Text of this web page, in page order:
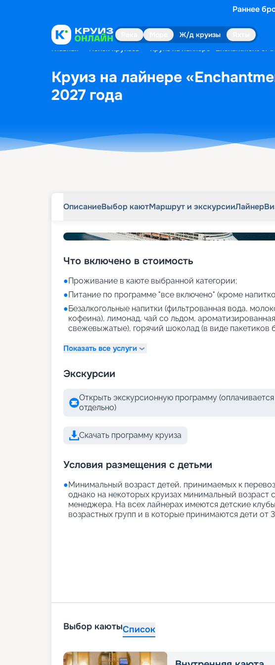
Раннее
Ж/д круизы
Главная Поиск круизов Круиз на лайнере «Enchantment of
Круиз на лайнере
2027 года
ОписаниеВыбор каютМаршрут и экскурсииЛайнер
Что включено в стоимость
●Проживание в каюте выбранной категории;
●Питание по программе "все включено" (кроме
●Безалкогольные напитки (фильтрованная вода,
кофеина), лимонад, чай со льдом,
свежевыжатые), горячий шоколад (в виде пакетиков
Показать все услуги
Экскурсии
Открыть экскурсионную программу
отдельно)
Скачать программу круиза
Условия размещения с детьми
●Минимальный возраст детей, принимаемых к
однако на некоторых круизах минимальный возраст
менеджера. На всех лайнерах имеются детские
возрастных групп и в которые принимаются дети от
Выбор каютыСписок